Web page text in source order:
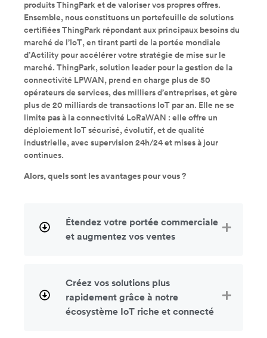
produits ThingPark et de valoriser vos propres offres.
Ensemble, nous constituons un portefeuille de solutions
certifiées ThingPark répondant aux principaux besoins du
marché de l’IoT, en tirant parti de la portée mondiale
d’Actility pour accélérer votre stratégie de mise sur le
marché. ThingPark, solution leader pour la gestion de la
connectivité LPWAN, prend en charge plus de 50
opérateurs de services, des milliers d’entreprises, et gère
plus de 20 milliards de transactions IoT par an. Elle ne se
limite pas à la connectivité LoRaWAN : elle offre un
déploiement IoT sécurisé, évolutif, et de qualité
industrielle, avec supervision 24h/24 et mises à jour
continues.
Alors, quels sont les avantages pour vous ?
Étendez votre portée commerciale
et augmentez vos ventes
Créez vos solutions plus
rapidement grâce à notre
écosystème IoT riche et connecté